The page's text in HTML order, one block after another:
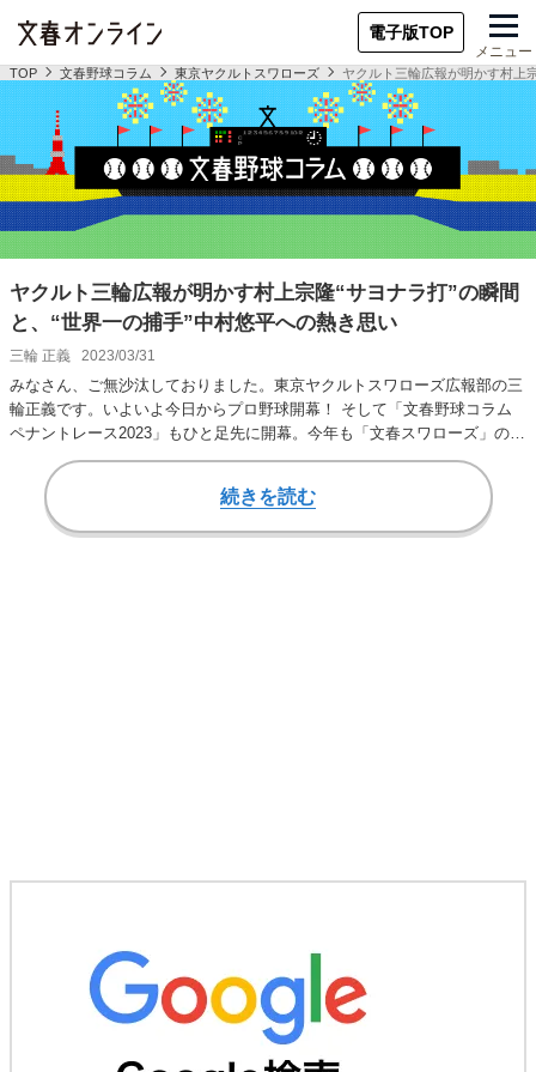
電子版TOP
メニュー
TOP 文春野球コラム 東京ヤクルトスワローズ ヤクルト三輪広報が明かす村上
ヤクルト三輪広報が明かす村上宗隆“サヨナラ打”の瞬間
と、“世界一の捕手”中村悠平への熱き思い
三輪 正義 2023/03/31
みなさん、ご無沙汰しておりました。東京ヤクルトスワローズ広報部の三
輪正義です。いよいよ今日からプロ野球開幕！ そして「文春野球コラム
ペナントレース2023」もひと足先に開幕。今年も「文春スワローズ」の一
員として、リ…
続きを読む